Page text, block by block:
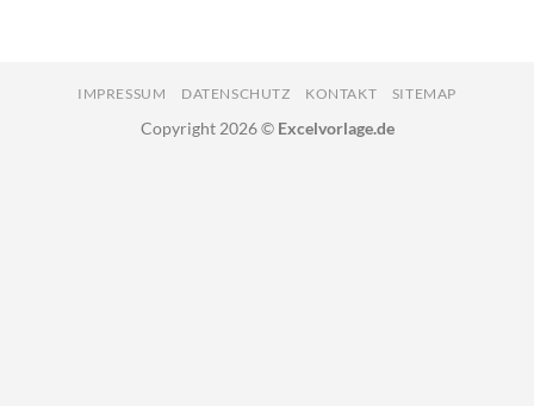
IMPRESSUM DATENSCHUTZ KONTAKT SITEMAP
Copyright 2026 © Excelvorlage.de